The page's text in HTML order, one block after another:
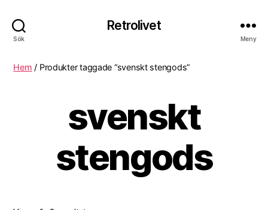
Sök
Retrolivet
Meny
Hem / Produkter taggade “svenskt stengods”
svenskt
stengods